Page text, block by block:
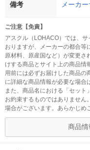
備考 メーカ
ご注意【免責】
アスクル（LOHACO）では、
おりますが、メーカーの都合等
原材料、原産国など）が変更さ
けする商品とサイト上の商品情
用前には必ずお届けした商品の
に詳細な商品情報が必要な場合
また、商品名における「セット
お約束するものではありません
場合がございます。あらかじめ
商品情